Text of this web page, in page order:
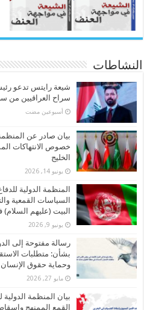
النشاطات
شيعة رايتس تدعو
سراح العراقيين من
‏أسبوعين مضت
بيان صادر عن
خصوص الانتهاكات
الخليج
يونيو 14, 2026
المنظمة الدولية
السياسات القمعية
البيت (عليهم
يونيو 9, 2026
رسالة مفتوحة إلى
بشأن: متطلبات
وحماية حقوق الإنسان
مايو 27, 2026
بيان المنظمة
القمع الممنهج